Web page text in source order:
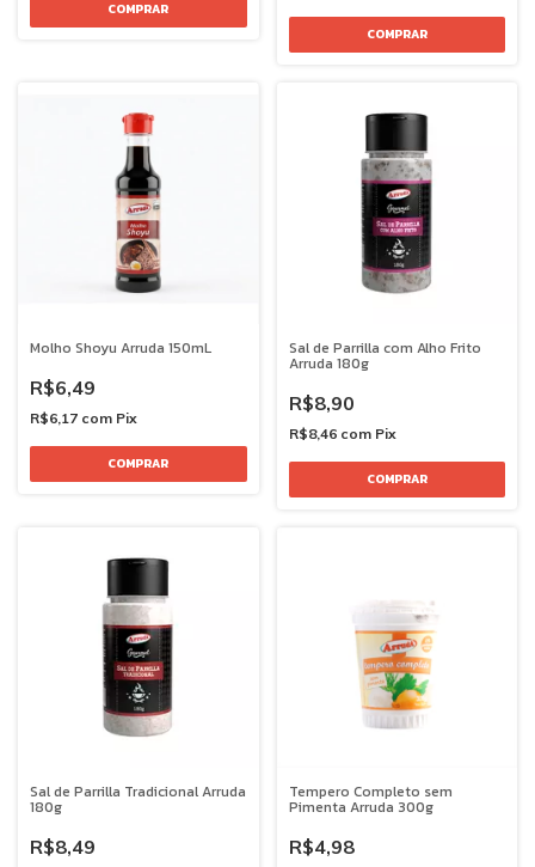
Molho Shoyu Arruda 150mL
R$6,49
R$6,17 com Pix
Sal de Parrilla com Alho Frito
Arruda 180g
R$8,90
R$8,46 com Pix
Sal de Parrilla Tradicional Arruda
180g
R$8,49
Tempero Completo sem
Pimenta Arruda 300g
R$4,98